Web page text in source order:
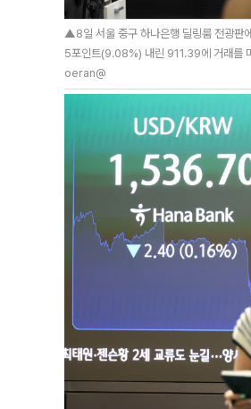
▲8일 서울 중구 하나은행 딜링룸 전광판
5포인트(9.08%) 내린 911.39에 거래를
oeran@